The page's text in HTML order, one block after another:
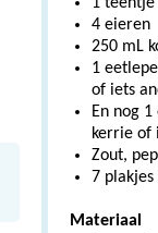
4 eieren
250 mL
1
of iets
En nog
kerrie of
Zout,
7
Materiaal